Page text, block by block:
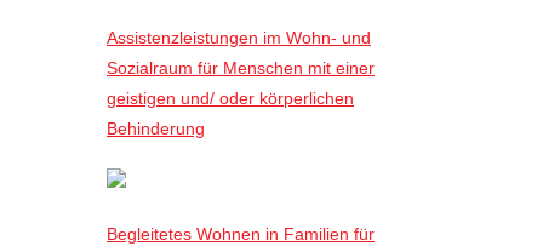
Assistenzleistungen im Wohn- und
Sozialraum für Menschen mit einer
geistigen und/ oder körperlichen
Behinderung
Begleitetes Wohnen in Familien für